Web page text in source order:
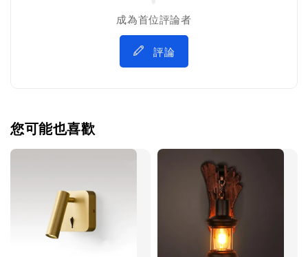
成為首位評論者
評論
您可能也喜歡